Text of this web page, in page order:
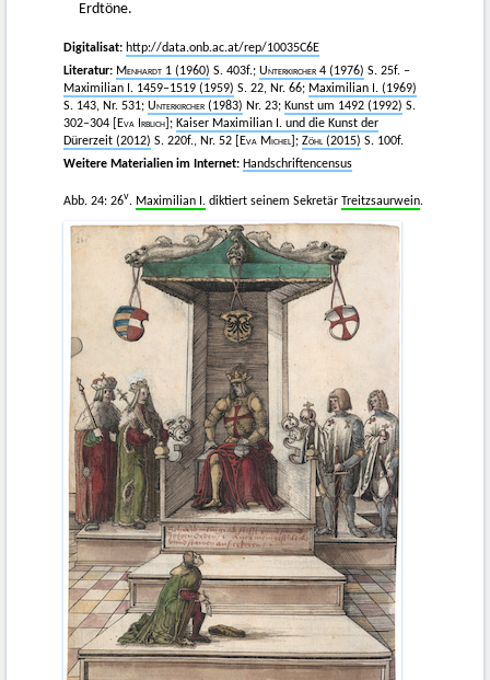
Erdtöne.
Digitalisat: http://data.onb.ac.at/rep/10035C6E
Literatur: Menhardt 1 (1960) S. 403f.; Unterkircher 4 (1976) S. 25f. –
Maximilian I. 1459–1519 (1959) S. 22, Nr. 66; Maximilian I. (1969)
S. 143, Nr. 531; Unterkircher (1983) Nr. 23; Kunst um 1492 (1992) S.
302–304 [
Eva Irblich] ; Kaiser Maximilian I. und die Kunst der
Dürerzeit (2012) S. 220f., Nr. 52 [ Eva Michel] ; Zöhl(2015) S. 100f.
Weitere Materialien im Internet: Handschriftencensus
Abb. 24: 26v. Maximilian I. diktiert seinem Sekretär Treitzsaurwein.